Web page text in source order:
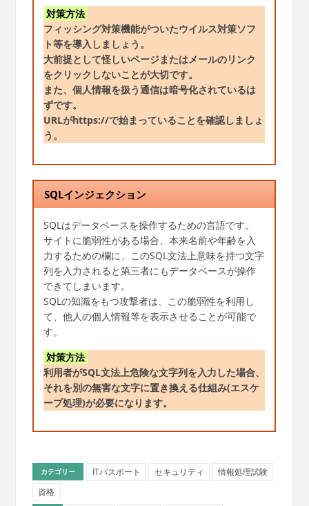
対策方法
フィッシング対策機能がついたウイルス対策ソフ
ト等を導入しましょう。
大前提として怪しいページまたはメールのリンク
をクリックしないことが大切です。
また、個人情報を扱う通信は暗号化されているは
ずです。
URLがhttps://で始まっていることを確認しましょ
う。
SQLインジェクション
SQLはデータベースを操作するための言語です。
サイトに脆弱性がある場合、本来名前や年齢を入
力するための欄に、このSQL文法上意味を持つ文字
列を入力されると第三者にもデータベースが操作
できてしまいます。
SQLの知識をもつ攻撃者は、この脆弱性を利用し
て、他人の個人情報等を表示させることが可能で
す。
対策方法
利用者がSQL文法上危険な文字列を入力した場合、
それを別の無害な文字に置き換える仕組み(エスケ
ープ処理)が必要になります。
カテゴリー ITパスポート セキュリティ
情報処理試験
資格